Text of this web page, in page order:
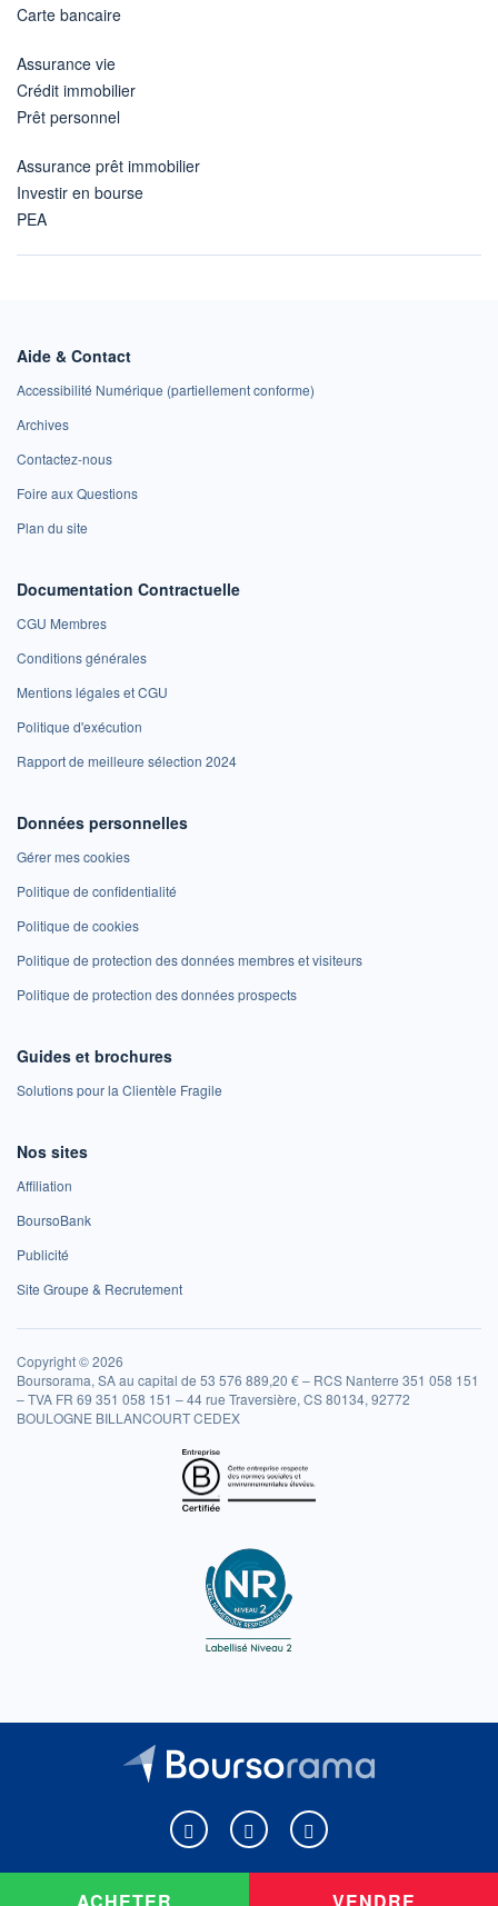
ACHETER VENDRE
Carte bancaire
Assurance vie
Crédit immobilier
Prêt personnel
Assurance prêt immobilier
Investir en bourse
PEA
Aide & Contact
Accessibilité Numérique (partiellement conforme)
Archives
Contactez-nous
Foire aux Questions
Plan du site
Documentation Contractuelle
CGU Membres
Conditions générales
Mentions légales et CGU
Politique d'exécution
Rapport de meilleure sélection 2024
Données personnelles
Gérer mes cookies
Politique de confidentialité
Politique de cookies
Politique de protection des données membres et visiteurs
Politique de protection des données prospects
Guides et brochures
Solutions pour la Clientèle Fragile
Nos sites
Affiliation
BoursoBank
Publicité
Site Groupe & Recrutement
Copyright © 2026
Boursorama, SA au capital de 53 576 889,20 € – RCS Nanterre 351 058 151
– TVA FR 69 351 058 151 – 44 rue Traversière, CS 80134, 92772
BOULOGNE BILLANCOURT CEDEX
Boursorama sur Facebook
Boursorama sur XBoursorama sur